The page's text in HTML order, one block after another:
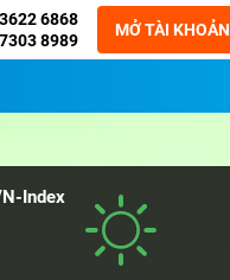
6868
8989
MỞ TÀI KHOẢN
Index